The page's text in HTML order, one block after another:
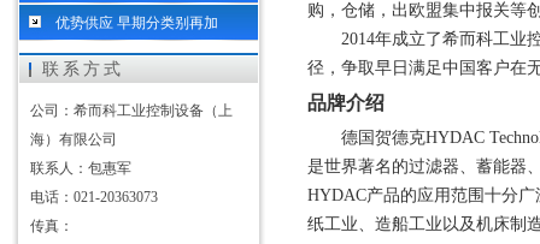
优势供应 早期分类别再加
联系方式
公司：希而科工业控制设备（上
海）有限公司
联系人：包惠军
电话：021-20363073
传真：
购，仓储，出欧盟集中报关等
2014年成立了希而科工业
径，争取早日满足中国客户在
品牌介绍
德国贺德克HYDAC
是世界著名的过滤器、蓄能器
HYDAC产品的应用范围十分
纸工业、造船工业以及机床制